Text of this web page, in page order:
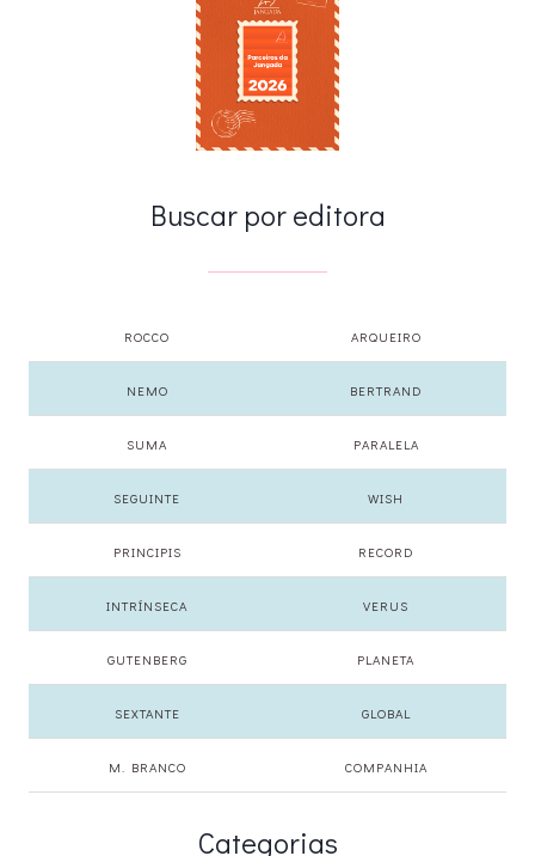
Buscar por editora
ROCCO ARQUEIRO
NEMO BERTRAND
SUMA PARALELA
SEGUINTE WISH
PRINCIPIS RECORD
INTRÍNSECA VERUS
GUTENBERG PLANETA
SEXTANTE GLOBAL
M. BRANCO COMPANHIA
Categorias